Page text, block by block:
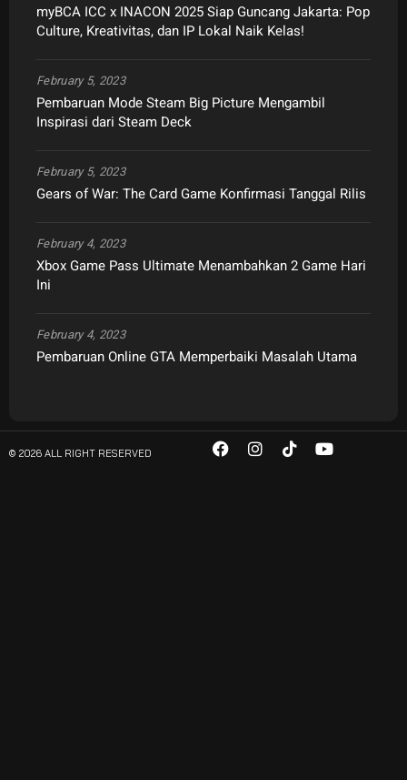
myBCA ICC x INACON 2025 Siap Guncang Jakarta: Pop
Culture, Kreativitas, dan IP Lokal Naik Kelas!
Pembaruan Mode Steam Big Picture Mengambil
Inspirasi dari Steam Deck
February 5, 2023
Gears of War: The Card Game Konfirmasi Tanggal Rilis
February 5, 2023
Xbox Game Pass Ultimate Menambahkan 2 Game Hari
Ini
February 4, 2023
Pembaruan Online GTA Memperbaiki Masalah Utama
February 4, 2023
© 2026 ALL RIGHT RESERVED